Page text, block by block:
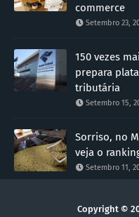
commerce
Setembro 23,
150 vezes
prepara
tributária
Setembro 15,
Sorriso, no
veja o
Setembro 11,
Copyright ©